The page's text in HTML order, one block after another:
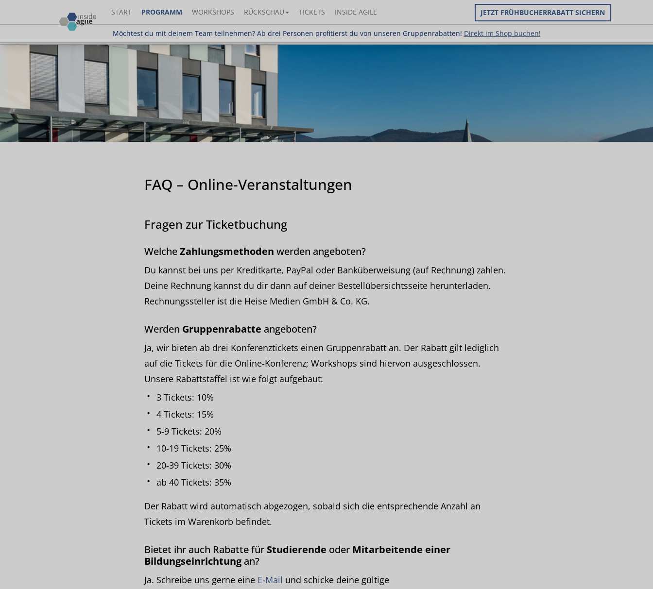
START PROGRAMM WORKSHOPS RÜCKSCHAU TICKETS INSIDE AGILE JETZT FRÜHBUCHERRABATT SICHERN
Möchtest du mit deinem Team teilnehmen? Ab drei Personen profitierst du von unseren Gruppenrabatten! Direkt im Shop buchen!
Möchtest du mit deinem Team teilnehmen? Ab drei Personen profitierst du von unseren Gruppenrabatten!Direkt im Shop buchen!
FAQ – Online-Veranstaltungen
Fragen zur Ticketbuchung
WelcheZahlungsmethoden werden angeboten?
Du kannst bei uns per Kreditkarte, PayPal oder Banküberweisung (auf Rechnung) zahlen.
Deine Rechnung kannst du dir dann auf deiner Bestellübersichtsseite herunterladen.
Rechnungssteller ist die Heise Medien GmbH & Co. KG.
Werden Gruppenrabatte angeboten?
Ja, wir bieten ab drei Konferenztickets einen Gruppenrabatt an. Der Rabatt gilt lediglich
auf die Tickets für die Online-Konferenz; Workshops sind hiervon ausgeschlossen.
Unsere Rabattstaffel ist wie folgt aufgebaut:
3 Tickets: 10%
4 Tickets: 15%
5-9 Tickets: 20%
10-19 Tickets: 25%
20-39 Tickets: 30%
ab 40 Tickets: 35%
Der Rabatt wird automatisch abgezogen, sobald sich die entsprechende Anzahl an
Tickets im Warenkorb befindet.
Bietet ihr auch Rabatte für Studierende oder Mitarbeitende einer
Bildungseinrichtung an?
Ja. Schreibe uns gerne eine E-Mail und schicke deine gültige